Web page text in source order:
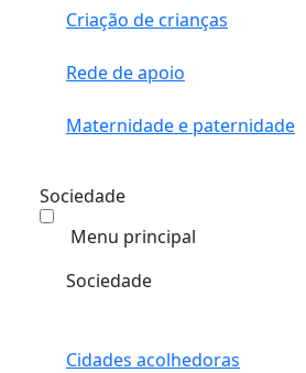
Criação de crianças
Rede de apoio
Maternidade e paternidade
Sociedade
Menu principal
Sociedade
Cidades acolhedoras